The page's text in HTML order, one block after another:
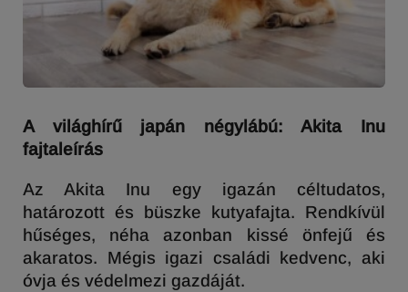
A világhírű japán négylábú: Akita Inu
fajtaleírás
Az Akita Inu egy igazán céltudatos,
határozott és büszke kutyafajta. Rendkívül
hűséges, néha azonban kissé önfejű és
akaratos. Mégis igazi családi kedvenc, aki
óvja és védelmezi gazdáját.